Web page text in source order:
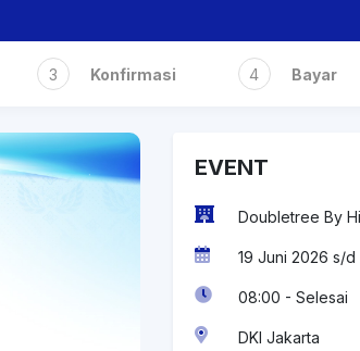
3 Konfirmasi 4 Bayar
EVENT
Doubletree By
19 Juni 2026 s/d
08:00 - Selesai
DKI Jakarta